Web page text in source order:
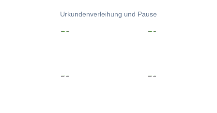
Urkundenverleihung und Pause